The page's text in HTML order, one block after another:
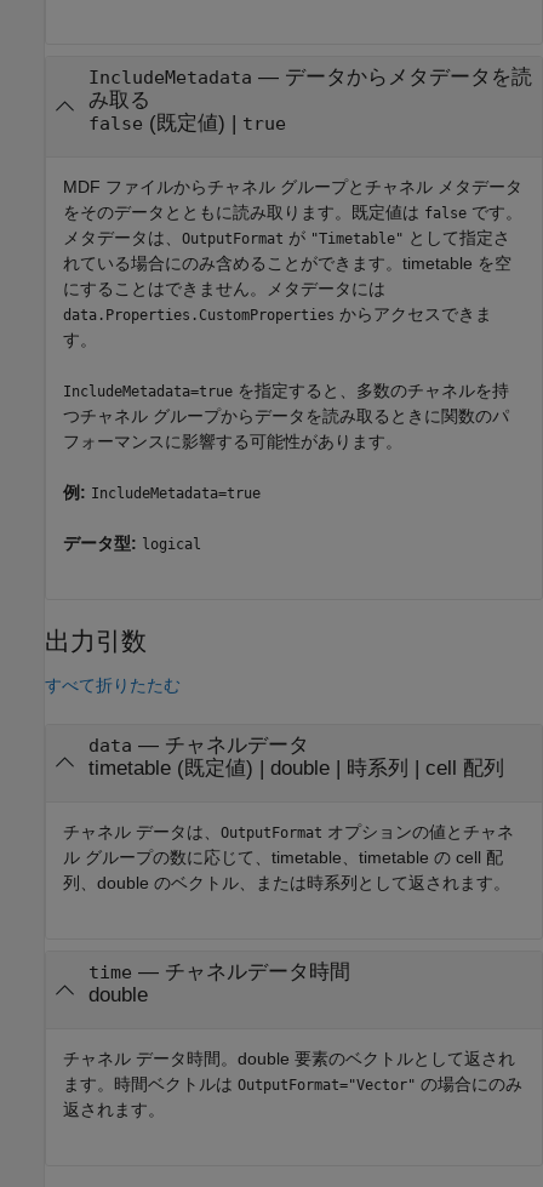
IncludeMetadata — データからメタデータを読
み取る
false (既定値) | true
MDF ファイルからチャネル グループとチャネル メタデータ
をそのデータとともに読み取ります。既定値は false です。
メタデータは、 OutputFormat が "Timetable" として指定さ
れている場合にのみ含めることができます。timetable を空
にすることはできません。メタデータには
data.Properties.CustomProperties からアクセスできま
す。
IncludeMetadata=true を指定すると、多数のチャネルを持
つチャネル グループからデータを読み取るときに関数のパ
フォーマンスに影響する可能性があります。
例: IncludeMetadata=true
データ型: logical
出力引数
すべて折りたたむ
data — チャネルデータ
timetable (既定値) | double | 時系列 | cell 配列
チャネル データは、 OutputFormat オプションの値とチャネ
ル グループの数に応じて、timetable、timetable の cell 配
列、double のベクトル、または時系列として返されます。
time — チャネルデータ時間
double
チャネル データ時間。double 要素のベクトルとして返され
ます。時間ベクトルは OutputFormat="Vector" の場合にのみ
返されます。